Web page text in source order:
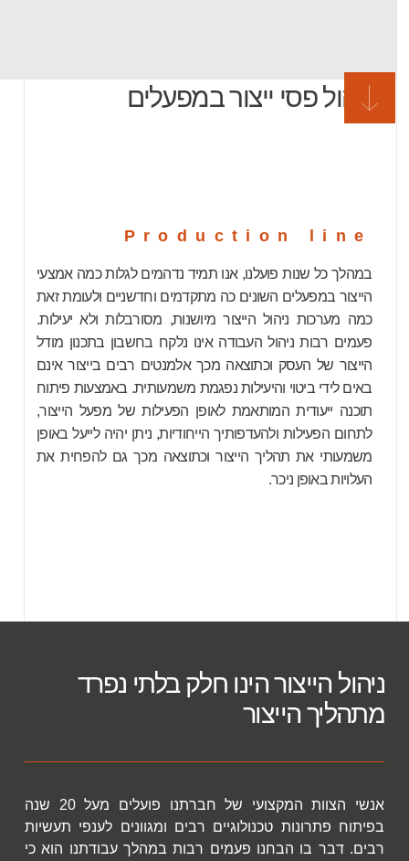
ניהול פסי ייצור במפעלים
Production line
במהלך כל שנות פועלנו, אנו תמיד נדהמים לגלות כמה אמצעי
הייצור במפעלים השונים כה מתקדמים וחדשניים ולעומת זאת
כמה מערכות ניהול הייצור מיושנות, מסורבלות ולא יעילות.
פעמים רבות ניהול העבודה אינו נלקח בחשבון בתכנון מודל
הייצור של העסק וכתוצאה מכך אלמנטים רבים בייצור אינם
באים לידי ביטוי והיעילות נפגמת משמעותית. באמצעות פיתוח
תוכנה ייעודית המותאמת לאופן הפעילות של מפעל הייצור,
לתחום הפעילות ולהעדפותיך הייחודיות, ניתן יהיה לייעל באופן
משמעותי את תהליך הייצור וכתוצאה מכך גם להפחית את
העלויות באופן ניכר.
ניהול הייצור הינו חלק בלתי נפרד
מתהליך הייצור
אנשי הצוות המקצועי של חברתנו פועלים מעל 20 שנה
בפיתוח פתרונות טכנולוגיים רבים ומגוונים לענפי תעשיות
רבים. דבר בו הבחנו פעמים רבות במהלך עבודתנו הוא כי